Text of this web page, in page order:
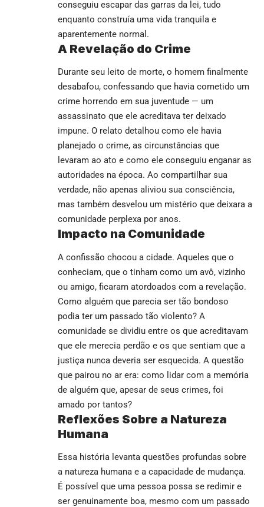
conseguiu escapar das garras da lei, tudo
enquanto construía uma vida tranquila e
aparentemente normal.
A Revelação do Crime
Durante seu leito de morte, o homem finalmente
desabafou, confessando que havia cometido um
crime horrendo em sua juventude — um
assassinato que ele acreditava ter deixado
impune. O relato detalhou como ele havia
planejado o crime, as circunstâncias que
levaram ao ato e como ele conseguiu enganar as
autoridades na época. Ao compartilhar sua
verdade, não apenas aliviou sua consciência,
mas também desvelou um mistério que deixara a
comunidade perplexa por anos.
Impacto na Comunidade
A confissão chocou a cidade. Aqueles que o
conheciam, que o tinham como um avô, vizinho
ou amigo, ficaram atordoados com a revelação.
Como alguém que parecia ser tão bondoso
podia ter um passado tão violento? A
comunidade se dividiu entre os que acreditavam
que ele merecia perdão e os que sentiam que a
justiça nunca deveria ser esquecida. A questão
que pairou no ar era: como lidar com a memória
de alguém que, apesar de seus crimes, foi
amado por tantos?
Reflexões Sobre a Natureza
Humana
Essa história levanta questões profundas sobre
a natureza humana e a capacidade de mudança.
É possível que uma pessoa possa se redimir e
ser genuinamente boa, mesmo com um passado